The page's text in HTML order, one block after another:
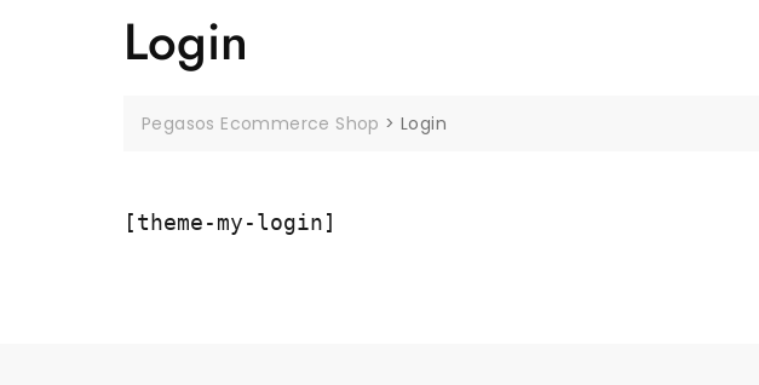
Login
Pegasos Ecommerce Shop >Login
[theme-my-login]